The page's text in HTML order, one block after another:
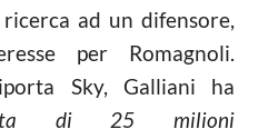
ad un difensore,
per Romagnoli.
Sky, Galliani ha
di 25 milioni